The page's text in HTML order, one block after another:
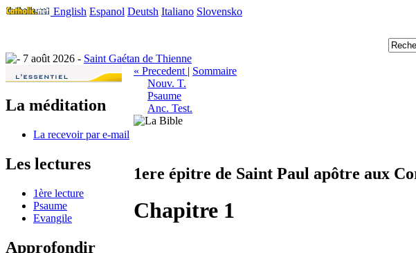
English Espanol Deutsh Italiano Slovensko
7 août 2026 - Saint Gaétan de Thienne
La méditation
La recevoir par e-mail
Les lectures
1ère lecture
Psaume
Evangile
Approfondir
« Precedent | Sommaire
Nouv. T.
Psaume
Anc. Test.
1ere épitre de Saint Paul apôtre aux
Chapitre 1